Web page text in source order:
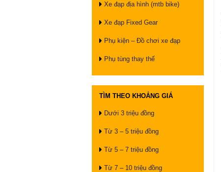
Xe đạp địa hình (mtb bike)
Xe đạp Fixed Gear
Phụ kiện – Đồ chơi xe đạp
Phụ tùng thay thế
TÌM THEO KHOẢNG GIÁ
Dưới 3 triệu đồng
Từ 3 – 5 triệu đồng
Từ 5 – 7 triệu đồng
Từ 7 – 10 triệu đồng